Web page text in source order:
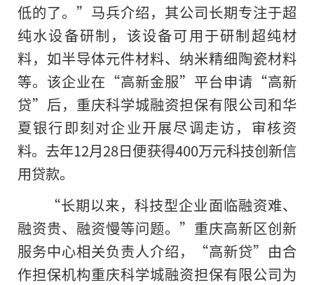
低的了。”马兵介绍，其公司长期专注于超
纯水设备研制，该设备可用于研制超纯材
料，如半导体元件材料、纳米精细陶瓷材料
等。该企业在“高新金服”平台申请“高新
贷”后，重庆科学城融资担保有限公司和华
夏银行即刻对企业开展尽调走访，审核资
料。去年12月28日便获得400万元科技创新信
用贷款。
“长期以来，科技型企业面临融资难、
融资贵、融资慢等问题。”重庆高新区创新
服务中心相关负责人介绍，“高新贷”由合
作担保机构重庆科学城融资担保有限公司为